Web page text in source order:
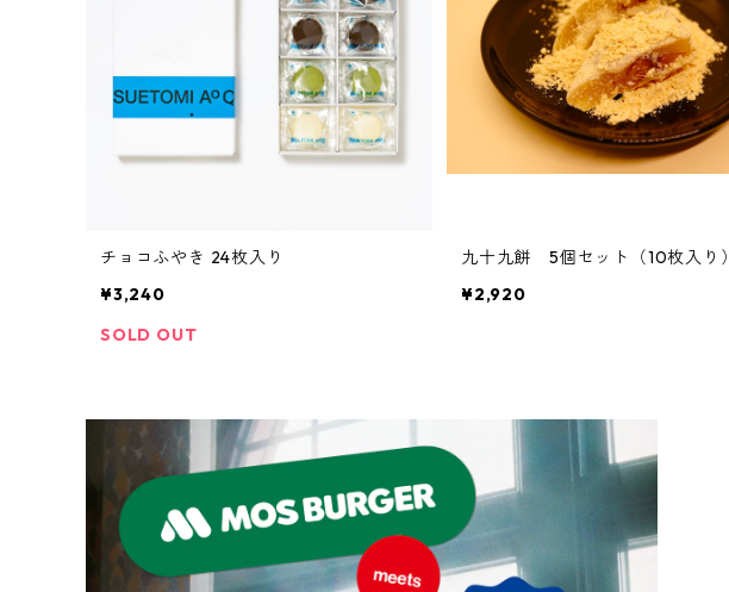
チョコふやき 24枚入り
¥3,240
SOLD OUT
九十九餅 5個セット（10枚入り）
¥2,920